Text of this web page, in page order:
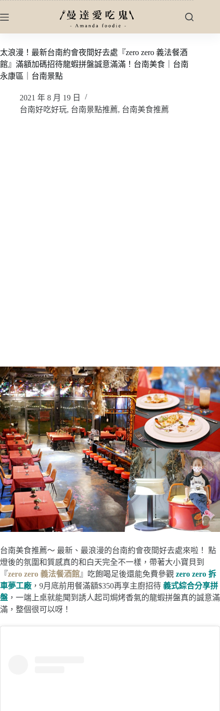
至
內
容
太浪漫！最新台南約會夜間好去處『zero zero 義法餐酒
館』滿額加碼招待龍蝦拼盤誠意滿滿！台南美食｜台南
永康區｜台南景點
2021 年 8 月 19 日
台南好吃好玩, 台南景點推薦, 台南美食推薦
台南美食推薦～ 最新、最浪漫的台南約會夜間好去處來啦！ 點
燈後的氛圍和質感真的和白天完全不一樣，帶著大小寶貝到
『zero zero 義法餐酒館』吃飽喝足後還能免費參觀 zero zero 拆
車夢工廠 ，9月底前用餐滿額$350再享主廚招待 義式綜合分享拼
盤 ，一端上桌就能聞到誘人起司焗烤香氣的龍蝦拼盤真的誠意滿
滿，整個很可以呀！